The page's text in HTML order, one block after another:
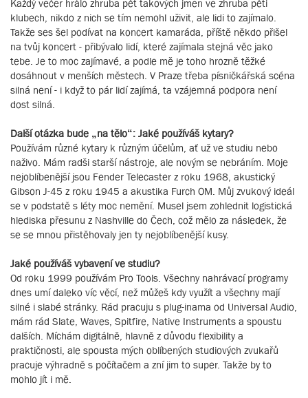
Každý večer hrálo zhruba pět takových jmen ve zhruba pěti
klubech, nikdo z nich se tím nemohl uživit, ale lidi to zajímalo.
Takže ses šel podívat na koncert kamaráda, příště někdo přišel
na tvůj koncert - přibývalo lidí, které zajímala stejná věc jako
tebe. Je to moc zajímavé, a podle mě je toho hrozně těžké
dosáhnout v menších městech. V Praze třeba písničkářská scéna
silná není - i když to pár lidí zajímá, ta vzájemná podpora není
dost silná.
Další otázka bude „na tělo“: Jaké používáš kytary?
Používám různé kytary k různým účelům, ať už ve studiu nebo
naživo. Mám radši starší nástroje, ale novým se nebráním. Moje
nejoblíbenější jsou Fender Telecaster z roku 1968, akustický
Gibson J-45 z roku 1945 a akustika Furch OM. Můj zvukový ideál
se v podstatě s léty moc nemění. Musel jsem zohlednit logistická
hlediska přesunu z Nashville do Čech, což mělo za následek, že
se se mnou přistěhovaly jen ty nejoblíbenější kusy.
Jaké používáš vybavení ve studiu?
Od roku 1999 používám Pro Tools. Všechny nahrávací programy
dnes umí daleko víc věcí, než můžeš kdy využít a všechny mají
silné i slabé stránky. Rád pracuju s plug-inama od Universal Audio,
mám rád Slate, Waves, Spitfire, Native Instruments a spoustu
dalších. Míchám digitálně, hlavně z důvodu flexibility a
praktičnosti, ale spousta mých oblíbených studiových zvukařů
pracuje výhradně s počítačem a zní jim to super. Takže by to
mohlo jít i mě.